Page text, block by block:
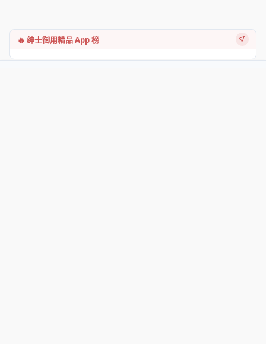
🔥 绅士御用精品 App 榜